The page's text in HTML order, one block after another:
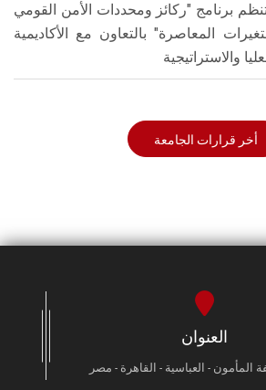
برنامج "ركائز ومحددات الأمن القومي
المعاصرة" بالتعاون مع الأكاديمية
والاستراتيجية
أخر قرارات الجامعة
العنوان
المأمون - العباسية - القاهرة - مصر